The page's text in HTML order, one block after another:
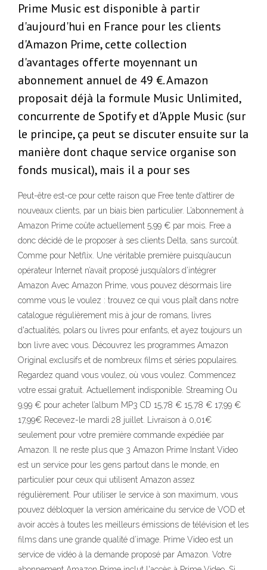
Prime Music est disponible à partir
d'aujourd'hui en France pour les clients
d'Amazon Prime, cette collection
d'avantages offerte moyennant un
abonnement annuel de 49 €. Amazon
proposait déjà la formule Music Unlimited,
concurrente de Spotify et d'Apple Music (sur
le principe, ça peut se discuter ensuite sur la
manière dont chaque service organise son
fonds musical), mais il a pour ses
Peut-être est-ce pour cette raison que Free tente d’attirer de
nouveaux clients, par un biais bien particulier. L’abonnement à
Amazon Prime coûte actuellement 5,99 € par mois. Free a
donc décidé de le proposer à ses clients Delta, sans surcoût.
Comme pour Netflix. Une véritable première puisqu’aucun
opérateur Internet n’avait proposé jusqu’alors d’intégrer
Amazon Avec Amazon Prime, vous pouvez désormais lire
comme vous le voulez : trouvez ce qui vous plaît dans notre
catalogue régulièrement mis à jour de romans, livres
d'actualités, polars ou livres pour enfants, et ayez toujours un
bon livre avec vous. Découvrez les programmes Amazon
Original exclusifs et de nombreux films et séries populaires.
Regardez quand vous voulez, où vous voulez. Commencez
votre essai gratuit. Actuellement indisponible. Streaming Ou
9,99 € pour acheter l’album MP3 CD 15,78 € 15,78 € 17,99 €
17,99€ Recevez-le mardi 28 juillet. Livraison à 0,01€
seulement pour votre première commande expédiée par
Amazon. Il ne reste plus que 3 Amazon Prime Instant Video
est un service pour les gens partout dans le monde, en
particulier pour ceux qui utilisent Amazon assez
régulièrement. Pour utiliser le service à son maximum, vous
pouvez débloquer la version américaine du service de VOD et
avoir accès à toutes les meilleurs émissions de télévision et les
films dans une grande qualité d’image. Prime Video est un
service de vidéo à la demande proposé par Amazon. Votre